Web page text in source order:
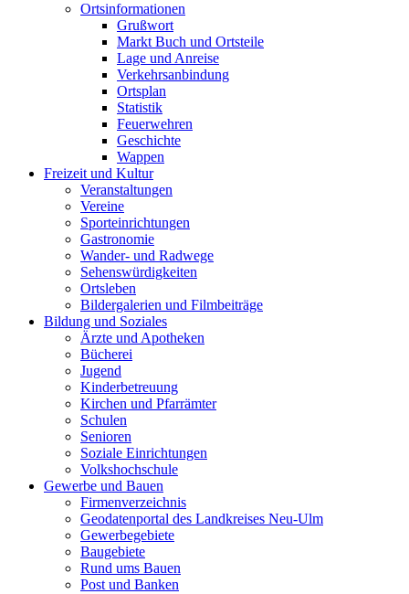
Ortsinformationen
Grußwort
Markt Buch und Ortsteile
Lage und Anreise
Verkehrsanbindung
Ortsplan
Statistik
Feuerwehren
Geschichte
Wappen
Freizeit und Kultur
Veranstaltungen
Vereine
Sporteinrichtungen
Gastronomie
Wander- und Radwege
Sehenswürdigkeiten
Ortsleben
Bildergalerien und Filmbeiträge
Bildung und Soziales
Ärzte und Apotheken
Bücherei
Jugend
Kinderbetreuung
Kirchen und Pfarrämter
Schulen
Senioren
Soziale Einrichtungen
Volkshochschule
Gewerbe und Bauen
Firmenverzeichnis
Geodatenportal des Landkreises Neu-Ulm
Gewerbegebiete
Baugebiete
Rund ums Bauen
Post und Banken